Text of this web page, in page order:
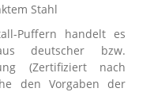
Stahl
Puffern handelt es
deutscher bzw.
(Zertifiziert nach
den Vorgaben der